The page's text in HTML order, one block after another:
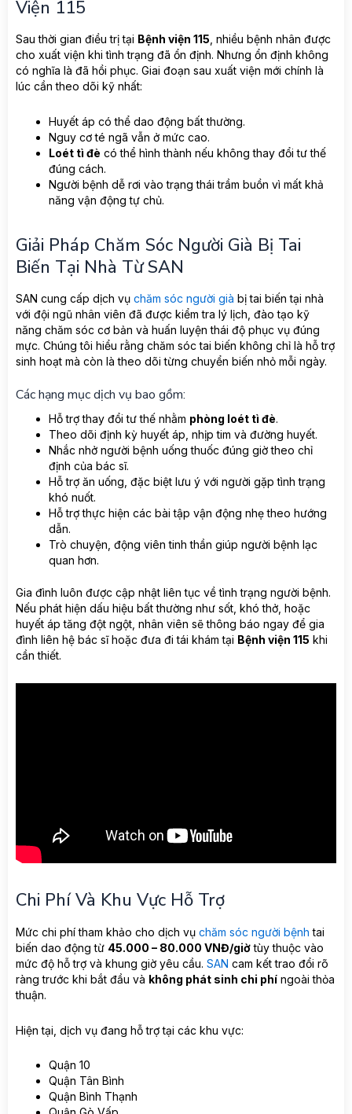
Viện 115
Sau thời gian điều trị tại Bệnh viện 115 , nhiều bệnh nhân được
cho xuất viện khi tình trạng đã ổn định. Nhưng ổn định không
có nghĩa là đã hồi phục. Giai đoạn sau xuất viện mới chính là
lúc cần theo dõi kỹ nhất:
Huyết áp có thể dao động bất thường.
Nguy cơ té ngã vẫn ở mức cao.
Loét tì đè có thể hình thành nếu không thay đổi tư thế
đúng cách.
Người bệnh dễ rơi vào trạng thái trầm buồn vì mất khả
năng vận động tự chủ.
Giải Pháp Chăm Sóc Người Già Bị Tai
Biến Tại Nhà Từ SAN
SAN cung cấp dịch vụ chăm sóc người già bị tai biến tại nhà
với đội ngũ nhân viên đã được kiểm tra lý lịch, đào tạo kỹ
năng chăm sóc cơ bản và huấn luyện thái độ phục vụ đúng
mực. Chúng tôi hiểu rằng chăm sóc tai biến không chỉ là hỗ trợ
sinh hoạt mà còn là theo dõi từng chuyển biến nhỏ mỗi ngày.
Các hạng mục dịch vụ bao gồm:
Hỗ trợ thay đổi tư thế nhằm phòng loét tì đè.
Theo dõi định kỳ huyết áp, nhịp tim và đường huyết.
Nhắc nhở người bệnh uống thuốc đúng giờ theo chỉ
định của bác sĩ.
Hỗ trợ ăn uống, đặc biệt lưu ý với người gặp tình trạng
khó nuốt.
Hỗ trợ thực hiện các bài tập vận động nhẹ theo hướng
dẫn.
Trò chuyện, động viên tinh thần giúp người bệnh lạc
quan hơn.
Gia đình luôn được cập nhật liên tục về tình trạng người bệnh.
Nếu phát hiện dấu hiệu bất thường như sốt, khó thở, hoặc
huyết áp tăng đột ngột, nhân viên sẽ thông báo ngay để gia
đình liên hệ bác sĩ hoặc đưa đi tái khám tại Bệnh viện 115 khi
cần thiết.
Chi Phí Và Khu Vực Hỗ Trợ
Mức chi phí tham khảo cho dịch vụ chăm sóc người bệnh tai
biến dao động từ 45.000 – 80.000 VNĐ/giờtùy thuộc vào
mức độ hỗ trợ và khung giờ yêu cầu. SAN cam kết trao đổi rõ
ràng trước khi bắt đầu và không phát sinh chi phí ngoài thỏa
thuận.
Hiện tại, dịch vụ đang hỗ trợ tại các khu vực:
Quận 10
Quận Tân Bình
Quận Bình Thạnh